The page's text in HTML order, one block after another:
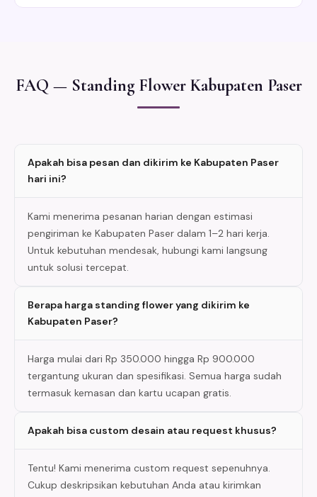
FAQ — Standing Flower Kabupaten Paser
Apakah bisa pesan dan dikirim ke Kabupaten Paser
hari ini?
Kami menerima pesanan harian dengan estimasi
pengiriman ke Kabupaten Paser dalam 1–2 hari kerja.
Untuk kebutuhan mendesak, hubungi kami langsung
untuk solusi tercepat.
Berapa harga standing flower yang dikirim ke
Kabupaten Paser?
Harga mulai dari Rp 350.000 hingga Rp 900.000
tergantung ukuran dan spesifikasi. Semua harga sudah
termasuk kemasan dan kartu ucapan gratis.
Apakah bisa custom desain atau request khusus?
Tentu! Kami menerima custom request sepenuhnya.
Cukup deskripsikan kebutuhan Anda atau kirimkan